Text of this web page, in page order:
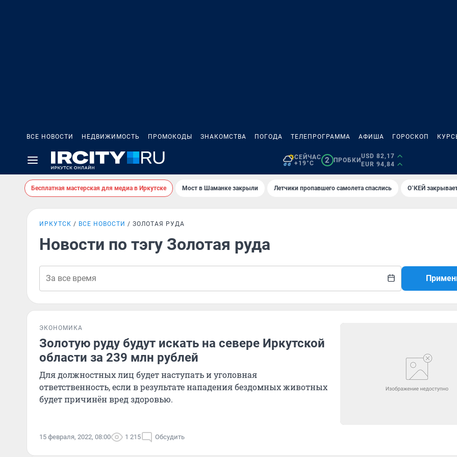
ВСЕ НОВОСТИ НЕДВИЖИМОСТЬ ПРОМОКОДЫ ЗНАКОМСТВА ПОГОДА ТЕЛЕПРОГРАММА АФИША ГОРОСКОП
СЕЙЧАС
+19°C
2 ПРОБКИ
USD 82,17
EUR 94,84
Бесплатная мастерская для медиа в Иркутске Мост в Шаманке закрыли Летчики пропавшего самолета спаслись О`КЕЙ
ИРКУТСК ВСЕ НОВОСТИ ЗОЛОТАЯ РУДА
Новости по тэгу Золотая руда
ЭКОНОМИКА
Золотую руду будут искать на севере Иркутской
области за 239 млн рублей
Для должностных лиц будет наступать и уголовная
ответственность, если в результате нападения бездомных животных
будет причинён вред здоровью.
15 февраля, 2022, 08:00 1 215 Обсудить